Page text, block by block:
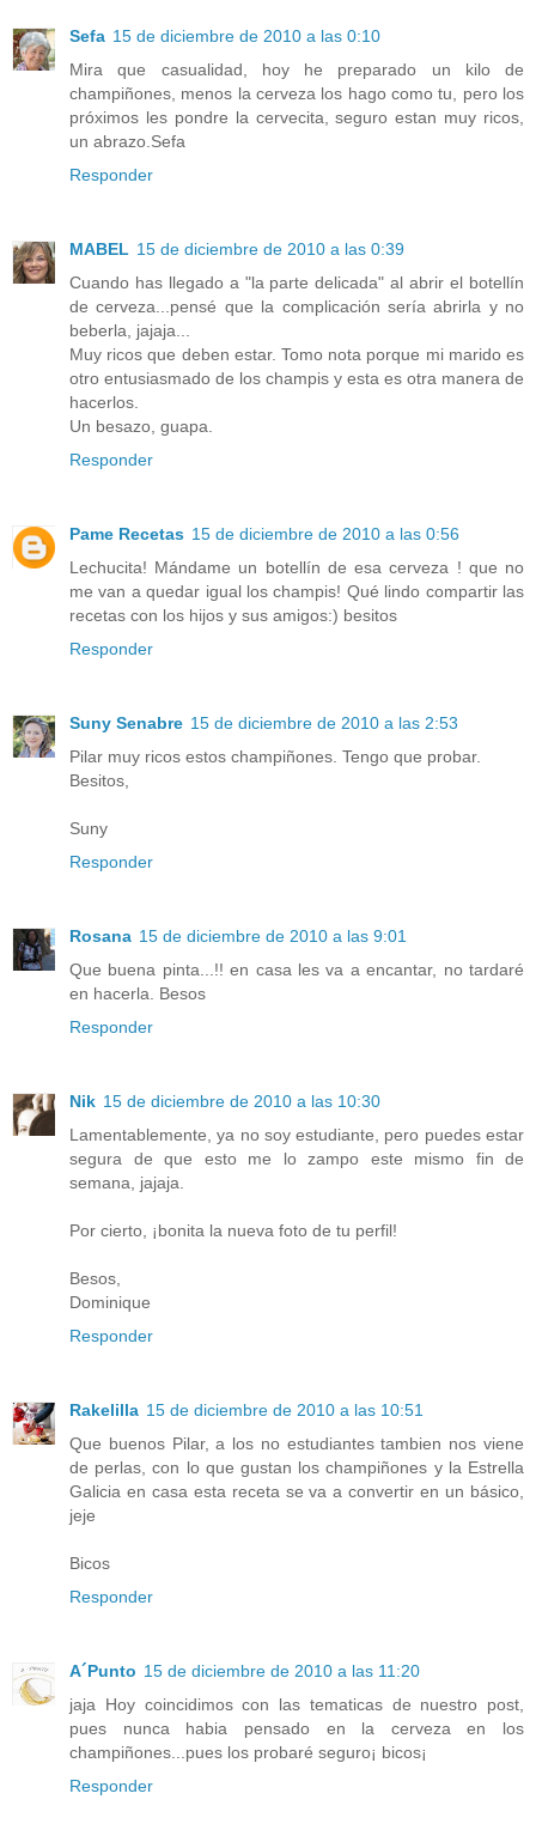
Sefa 15 de diciembre de 2010 a las 0:10
Mira que casualidad, hoy he preparado un kilo de
champiñones, menos la cerveza los hago como tu, pero los
próximos les pondre la cervecita, seguro estan muy ricos,
un abrazo.Sefa
Responder
MABEL 15 de diciembre de 2010 a las 0:39
Cuando has llegado a "la parte delicada" al abrir el botellín
de cerveza...pensé que la complicación sería abrirla y no
beberla, jajaja...
Muy ricos que deben estar. Tomo nota porque mi marido es
otro entusiasmado de los champis y esta es otra manera de
hacerlos.
Un besazo, guapa.
Responder
Pame Recetas 15 de diciembre de 2010 a las 0:56
Lechucita! Mándame un botellín de esa cerveza ! que no
me van a quedar igual los champis! Qué lindo compartir las
recetas con los hijos y sus amigos:) besitos
Responder
Suny Senabre 15 de diciembre de 2010 a las 2:53
Pilar muy ricos estos champiñones. Tengo que probar.
Besitos,
Suny
Responder
Rosana 15 de diciembre de 2010 a las 9:01
Que buena pinta...!! en casa les va a encantar, no tardaré
en hacerla. Besos
Responder
Nik 15 de diciembre de 2010 a las 10:30
Lamentablemente, ya no soy estudiante, pero puedes estar
segura de que esto me lo zampo este mismo fin de
semana, jajaja.
Por cierto, ¡bonita la nueva foto de tu perfil!
Besos,
Dominique
Responder
Rakelilla 15 de diciembre de 2010 a las 10:51
Que buenos Pilar, a los no estudiantes tambien nos viene
de perlas, con lo que gustan los champiñones y la Estrella
Galicia en casa esta receta se va a convertir en un básico,
jeje
Bicos
Responder
A´Punto 15 de diciembre de 2010 a las 11:20
jaja Hoy coincidimos con las tematicas de nuestro post,
pues nunca habia pensado en la cerveza en los
champiñones...pues los probaré seguro¡ bicos¡
Responder